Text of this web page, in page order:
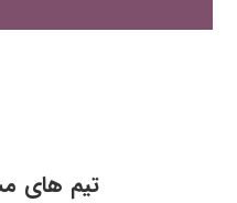
تیم های